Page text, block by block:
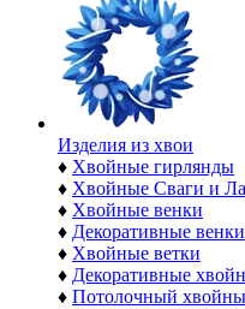
Изделия из хвои
♦ Хвойные гирлянды
♦ Хвойные Сваги и
♦ Хвойные венки
♦ Декоративные венки
♦ Хвойные ветки
♦ Декоративные
♦ Потолочный